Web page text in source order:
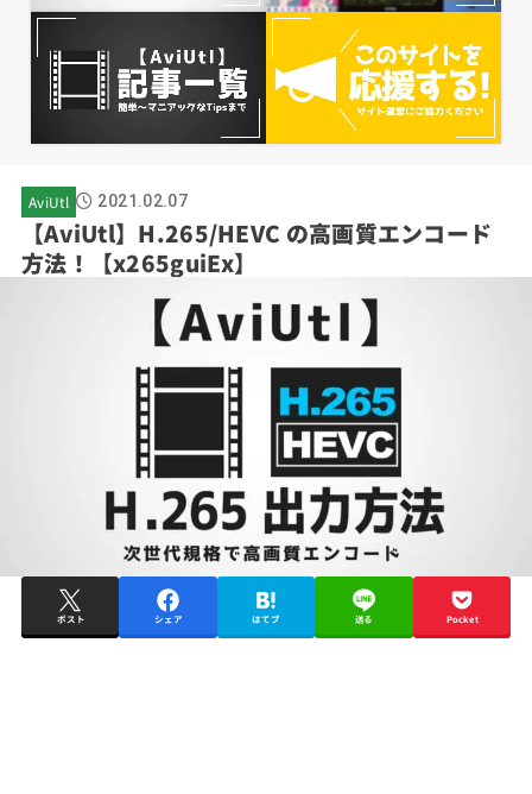
AviUtl 2021.02.07
【AviUtl】H.265/HEVC の高画質エンコード
方法！【x265guiEx】
ポスト シェア はてブ 送る Pocket